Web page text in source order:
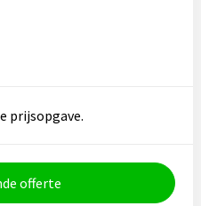
prijsopgave.
offerte